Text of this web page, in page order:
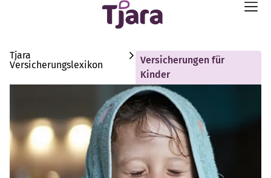
Tjara
Versicherungslexikon
Versicherungen für
Kinder